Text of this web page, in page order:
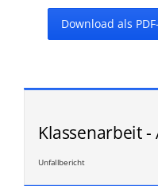
Download als
Klassenarbeit -
Unfallbericht